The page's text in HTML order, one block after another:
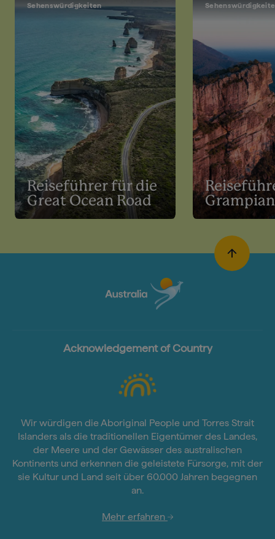
Sehenswürdigkeiten
Reiseführer für die
Great Ocean Road
Acknowledgement of Country
Wir würdigen die Aboriginal People und Torres Strait
Islanders als die traditionellen Eigentümer des Landes,
der Meere und der Gewässer des australischen
Kontinents und erkennen die geleistete Fürsorge, mit der
sie Kultur und Land seit über 60.000 Jahren begegnen
an.
Mehr erfahren